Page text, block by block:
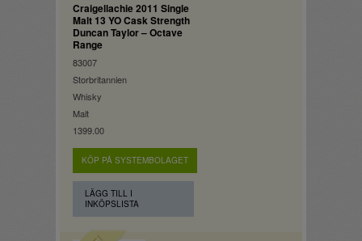
Craigellachie 2011 Single
Malt 13 YO Cask Strength
Duncan Taylor – Octave
Range
83007
Storbritannien
Whisky
Malt
1399.00
KÖP PÅ SYSTEMBOLAGET
LÄGG TILL I
INKÖPSLISTA